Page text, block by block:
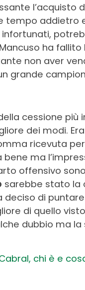
l’acquisto
tempo addietro
infortunati,
ha fallito
non aver
grande
cessione
dei modi.
ricevuta
ma
offensivo
sarebbe stato la
di
di quello
dubbio ma
chi è e